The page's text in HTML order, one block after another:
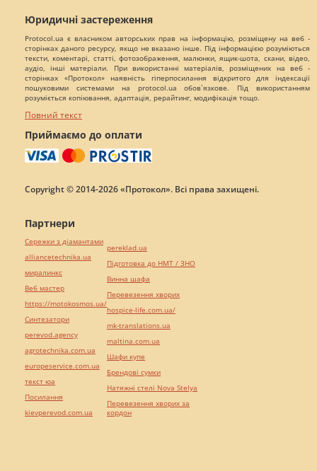
Юридичні застереження
Protocol.ua є власником авторських прав на інформацію, розміщену на веб -
сторінках даного ресурсу, якщо не вказано інше. Під інформацією розуміються
тексти, коментарі, статті, фотозображення, малюнки, ящик-шота, скани, відео,
аудіо, інші матеріали. При використанні матеріалів, розміщених на веб -
сторінках «Протокол» наявність гіперпосилання відкритого для індексації
пошуковими системами на protocol.ua обов`язкове. Під використанням
розуміється копіювання, адаптація, рерайтинг, модифікація тощо.
Повний текст
Приймаємо до оплати
Copyright © 2014-2026 «Протокол». Всі права захищені.
Партнери
Сережки з діамантами
alliancetechnika.ua
миралинкс
Веб мастер
https://motokosmos.ua/
Синтезатори
perevod.agency
agrotechnika.com.ua
europeservice.com.ua
текст юа
Посилання
kievperevod.com.ua
pereklad.ua
Підготовка до НМТ / ЗНО
Винна шафа
Перевезення хворих
hospice-life.com.ua/
mk-translations.ua
maltina.com.ua
Шафи купе
Брендові сумки
Натяжні стелі Nova Stelya
Перевезення хворих за
кордон